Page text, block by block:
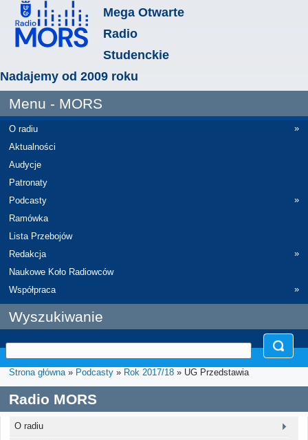
Mega Otwarte
Radio
Studenckie
Nadajemy od 2009 roku
Menu - MORS
O radiu
»
Aktualności
Audycje
Patronaty
Podcasty
»
Ramówka
Lista Przebojów
Redakcja
»
Naukowe Koło Radiowców
Współpraca
»
Wyszukiwanie
Strona główna» Podcasty » Rok 2017/18 » UG Przedstawia
Radio MORS
O radiu